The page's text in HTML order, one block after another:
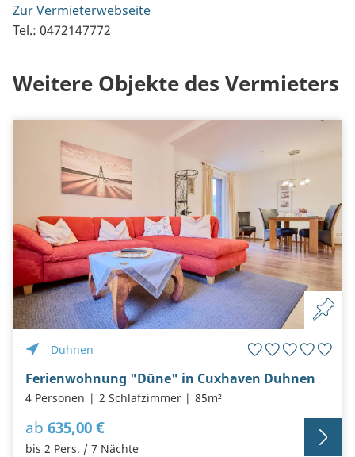
Zur Vermieterwebseite
Tel.: 0472147772
Weitere Objekte des Vermieters
Duhnen
Ferienwohnung "Düne" in Cuxhaven Duhnen
4 Personen 2 Schlafzimmer 85m²
ab 635,00 €
bis 2 Pers. / 7 Nächte